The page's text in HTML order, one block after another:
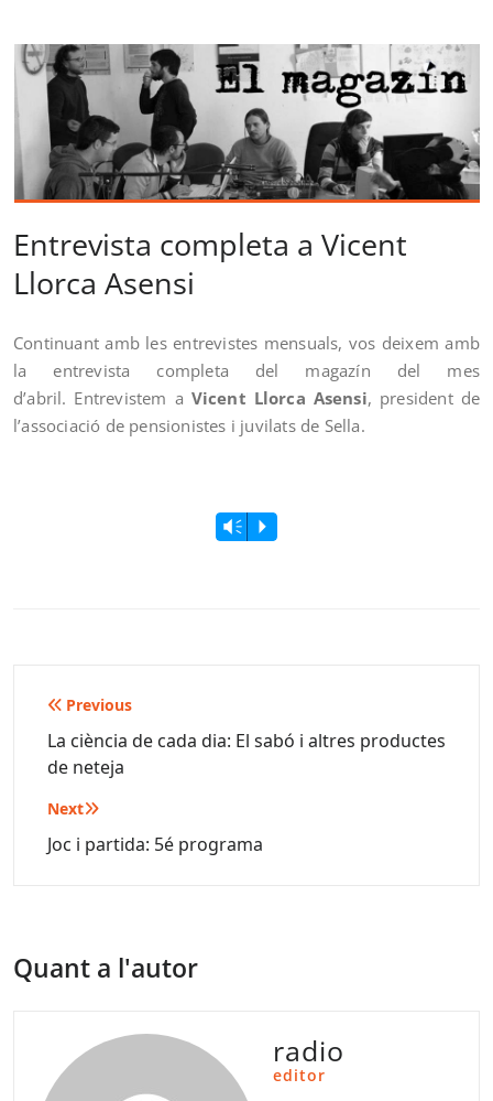
Entrevista completa a Vicent
Llorca Asensi
Continuant amb les entrevistes mensuals, vos deixem amb
la entrevista completa del magazín del mes
d’abril. Entrevistem a Vicent Llorca Asensi, president de
l’associació de pensionistes i juvilats de Sella.
Vm P
Navegació
d'entrades
Previous
La ciència de cada dia: El sabó i altres productes
de neteja
Next
Joc i partida: 5é programa
Quant a l'autor
radio
editor